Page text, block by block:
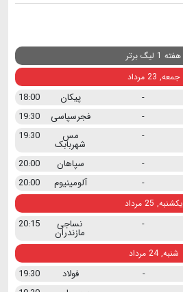
هفته 1 لیگ برتر
جمعه, 23 مرداد
- پیکان
18:00
- فجرسپاسی
19:30
- مس
شهربابک
19:30
- سپاهان
20:00
- آلومینیوم 20:00
یکشنبه, 25 مرداد
- نساجی
مازندران
20:15
شنبه, 24 مرداد
- فولاد
19:30